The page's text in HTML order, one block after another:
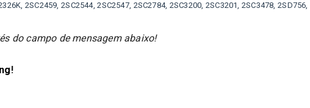
2SC2459, 2SC2544, 2SC2547, 2SC2784, 2SC3200, 2SC3201, 2SC3478, 2SD756,
do campo de mensagem abaixo!
!